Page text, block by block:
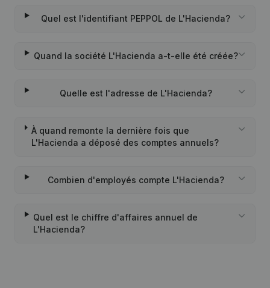
Quel est l'identifiant PEPPOL de L'Hacienda?
Quand la société L'Hacienda a-t-elle été créée?
Quelle est l'adresse de L'Hacienda?
À quand remonte la dernière fois que
L'Hacienda a déposé des comptes annuels?
Combien d'employés compte L'Hacienda?
Quel est le chiffre d'affaires annuel de
L'Hacienda?